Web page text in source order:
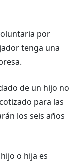
por
tenga una
de un hijo no
para las
los seis años
o hija es